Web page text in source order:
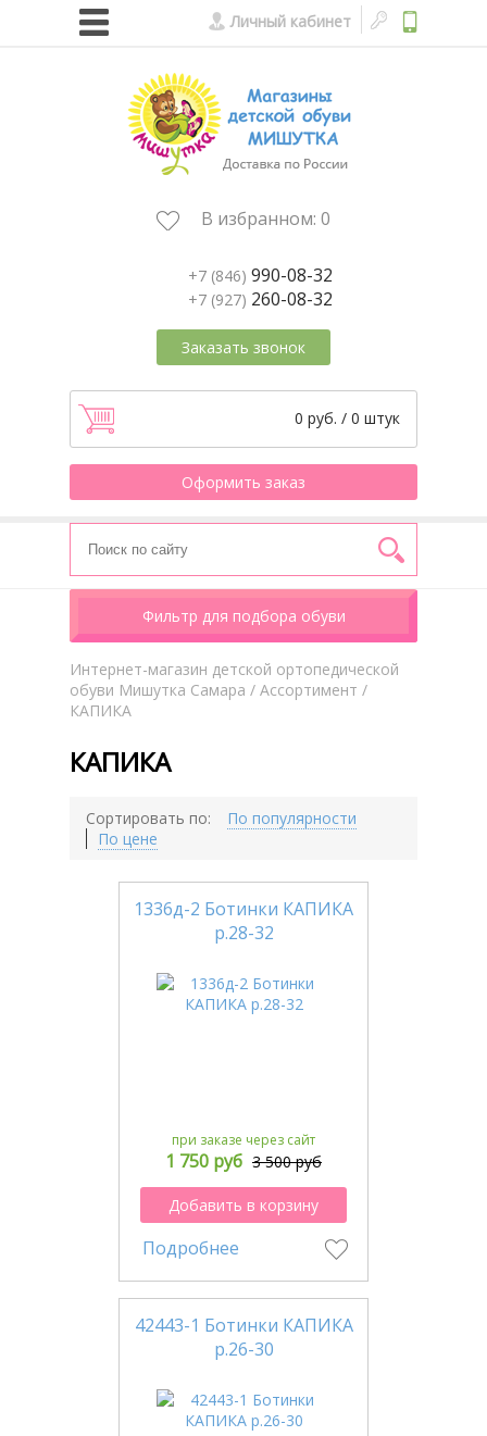
Личный кабинет
В избранном: 0
+7 (846) 990-08-32
+7 (927) 260-08-32
Заказать звонок
0 руб. / 0 штук
Оформить заказ
Фильтр для подбора обуви
Интернет-магазин детской ортопедической
обуви Мишутка Самара / Aссортимент /
КАПИКА
КАПИКА
Сортировать по:
По популярности
По цене
1336д-2 Ботинки КАПИКА
р.28-32
при заказе через сайт
1 750 руб 3 500 руб
Добавить в корзину
Подробнее
42443-1 Ботинки КАПИКА
р.26-30